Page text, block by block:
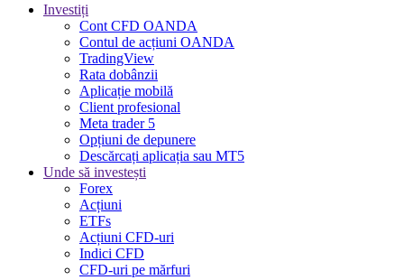
Investiți
Cont CFD OANDA
Contul de acțiuni OANDA
TradingView
Rata dobânzii
Aplicație mobilă
Client profesional
Meta trader 5
Opțiuni de depunere
Descărcați aplicația sau MT5
Unde să investești
Forex
Acțiuni
ETFs
Acțiuni CFD-uri
Indici CFD
CFD-uri pe mărfuri